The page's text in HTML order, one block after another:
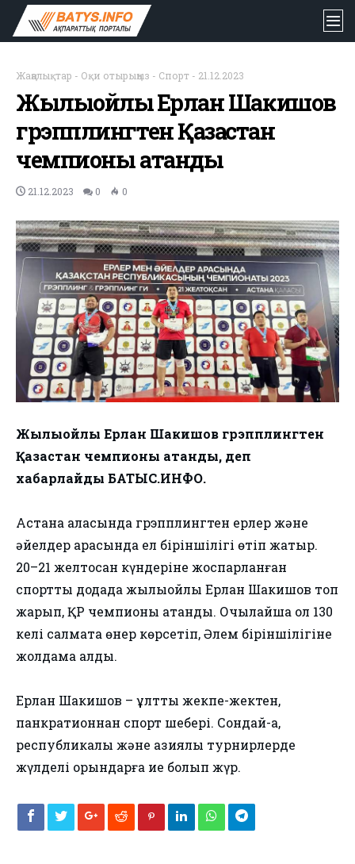
Жаңалықтар - Оқи отырыңыз - Спорт - 21.12.2023
Жылыойлық Ерлан Шакишов
грэпплингтен Қазақстан
чемпионы атанды
21.12.2023 0 0
Жылыойлық Ерлан Шакишов грэпплингтен
Қазақстан чемпионы атанды, деп
хабарлайды БАТЫС.ИНФО.
Астана қаласында грэпплингтен ерлер және
әйелдер арасында ел біріншілігі өтіп жатыр.
20–21 желтоқсан күндеріне жоспарланған
спорттық додада жылыойлық Ерлан Шакишов топ
жарып, ҚР чемпионы атанды. Очылайша ол 130
келі салмақта өнер көрсетіп, Әлем біріншілігіне
жолдама алды.
Ерлан Шакишов – ұлттық жекпе-жектен,
панкратионнан спорт шебері. Сондай-ақ,
республикалық және азиялық турнирлерде
жүлделі орындарға ие болып жүр.